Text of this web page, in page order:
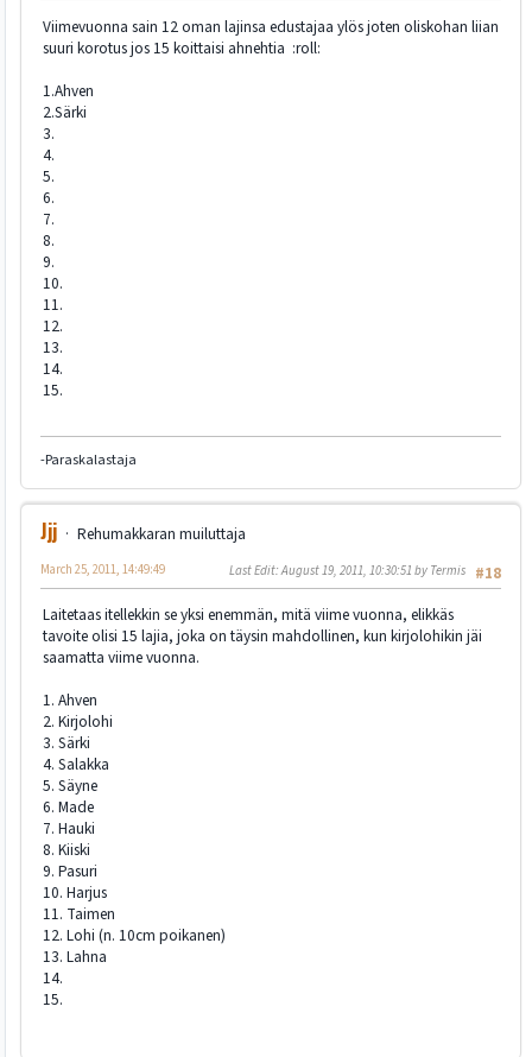
Viimevuonna sain 12 oman lajinsa edustajaa ylös joten oliskohan liian
suuri korotus jos 15 koittaisi ahnehtia :roll:
1.Ahven
2.Särki
3.
4.
5.
6.
7.
8.
9.
10.
11.
12.
13.
14.
15.
-Paraskalastaja
Jjj
Rehumakkaran muiluttaja
#18
March 25, 2011, 14:49:49 Last Edit: August 19, 2011, 10:30:51 by Termis
Laitetaas itellekkin se yksi enemmän, mitä viime vuonna, elikkäs
tavoite olisi 15 lajia, joka on täysin mahdollinen, kun kirjolohikin jäi
saamatta viime vuonna.
1. Ahven
2. Kirjolohi
3. Särki
4. Salakka
5. Säyne
6. Made
7. Hauki
8. Kiiski
9. Pasuri
10. Harjus
11. Taimen
12. Lohi (n. 10cm poikanen)
13. Lahna
14.
15.